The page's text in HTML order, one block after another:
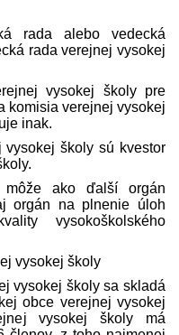
rada alebo vedecká
rada verejnej vysokej
vysokej školy pre
komisia verejnej vysokej
inak.
vysokej školy sú kvestor
ako ďalší orgán
orgán na plnenie úloh
vysoko­školského
vysokej školy
vysokej školy sa skladá
obce verejnej vysokej
vysokej školy má